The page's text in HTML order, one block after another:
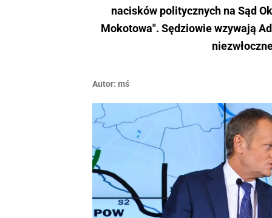
nacisków politycznych na Sąd
Mokotowa". Sędziowie wzywają
Autor: mś